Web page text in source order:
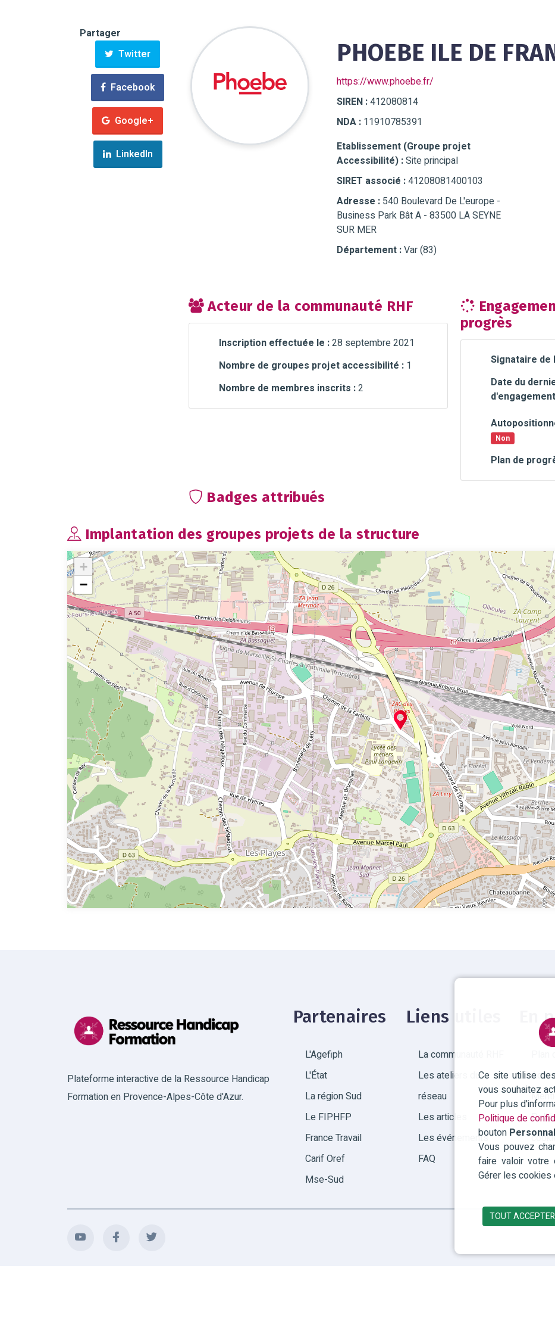
Ce site utilise
vous souhaitez
Pour plus
Politique de
bouton
Vous pouvez
faire valoir votre
Gérer les cookies
TOUT ACCEPTER
Partager
Twitter
Facebook
Google+
LinkedIn
PHOEBE ILE DE
https://www.phoebe.fr/
SIREN :412080814
NDA : 11910785391
Etablissement (Groupe projet
Accessibilité) :Site principal
SIRET associé :41208081400103
Adresse : 540 Boulevard De L'europe -
Business Park Bât A - 83500 LA SEYNE
SUR MER
Département :Var (83)
Acteur de la communauté RHF
Inscription effectuée le :28 septembre 2021
Nombre de groupes projet accessibilité :1
Nombre de membres inscrits :2
progrès
Signataire de
Date du
Non
Plan de
Badges attribués
Implantation des groupes projets de la structure
+
−
Plateforme interactive de la Ressource Handicap
Formation en Provence-Alpes-Côte d'Azur.
Partenaires
L'Agefiph
L'État
La région Sud
Le FIPHFP
France Travail
Carif Oref
Mse-Sud
Liens utiles
La communauté RHF
Les ateliers du
réseau
Les articles
Les événements
FAQ
En